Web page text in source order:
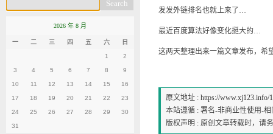
发发外链排名也就上来了…
最近百度算法好像变化挺大的…
这两天整理出来一篇文章发布，希
原文地址 :https://www.xj123.info/
本站遵循 :署名-非商业性使用-相
版权声明 : 原创文章转载时，请
2026 年 8 月
一 二 三 四 五 六 日
1 2
3 4 5 6 7 8 9
10 11 12 13 14 15 16
17 18 19 20 21 22 23
24 25 26 27 28 29 30
31